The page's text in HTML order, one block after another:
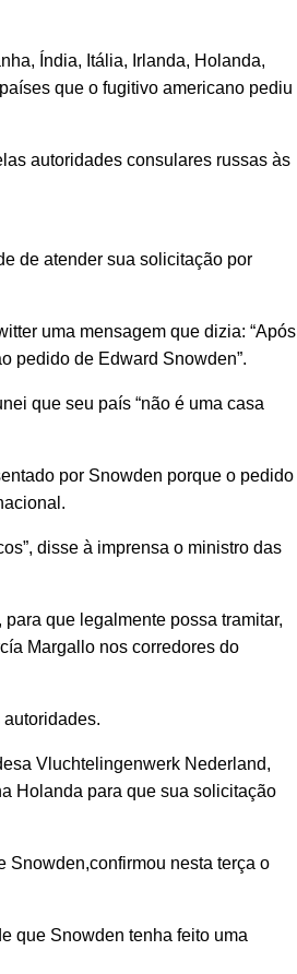
Índia, Itália, Irlanda, Holanda,
que o fugitivo americano pediu
autoridades consulares russas às
de atender sua solicitação por
uma mensagem que dizia: “Após
pedido de Edward Snowden”.
que seu país “não é uma casa
por Snowden porque o pedido
disse à imprensa o ministro das
que legalmente possa tramitar,
Margallo nos corredores do
Vluchtelingenwerk Nederland,
Holanda para que sua solicitação
Snowden,confirmou nesta terça o
que Snowden tenha feito uma